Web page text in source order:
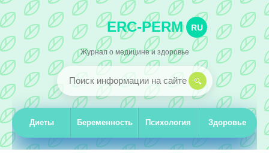
ERC-PERM RU
Журнал о медицине и здоровье
Диеты Беременность Психология Здоровье